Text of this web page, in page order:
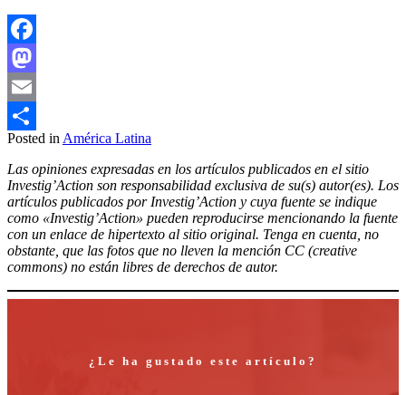
Facebook
Mastodon
Email
Compartir
Posted in América Latina
Las opiniones expresadas en los artículos publicados en el sitio
Investig’Action son responsabilidad exclusiva de su(s) autor(es). Los
artículos publicados por Investig’Action y cuya fuente se indique
como «Investig’Action» pueden reproducirse mencionando la fuente
con un enlace de hipertexto al sitio original. Tenga en cuenta, no
obstante, que las fotos que no lleven la mención CC (creative
commons) no están libres de derechos de autor.
¿Le ha gustado este artículo?